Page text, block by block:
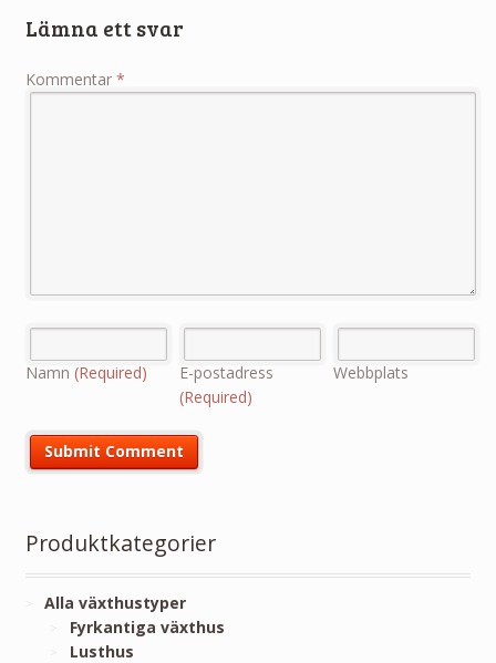
Lämna ett svar
Kommentar *
Namn (Required)
E-postadress
(Required)
Webbplats
Produktkategorier
Alla växthustyper
Fyrkantiga växthus
Lusthus